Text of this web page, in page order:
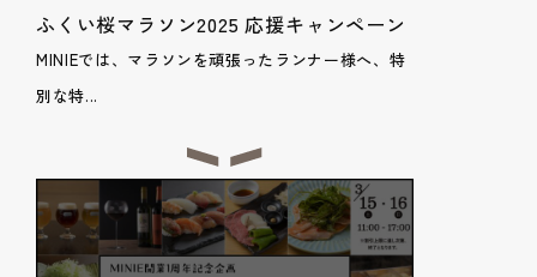
ふくい桜マラソン2025 応援キャンペーン
MINIEでは、マラソンを頑張ったランナー様へ、特
別な特...